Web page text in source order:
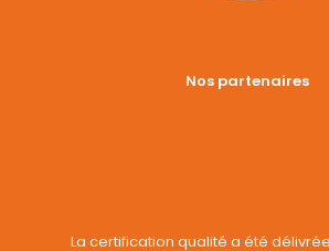
Nos partenaires
La certification qualité a été